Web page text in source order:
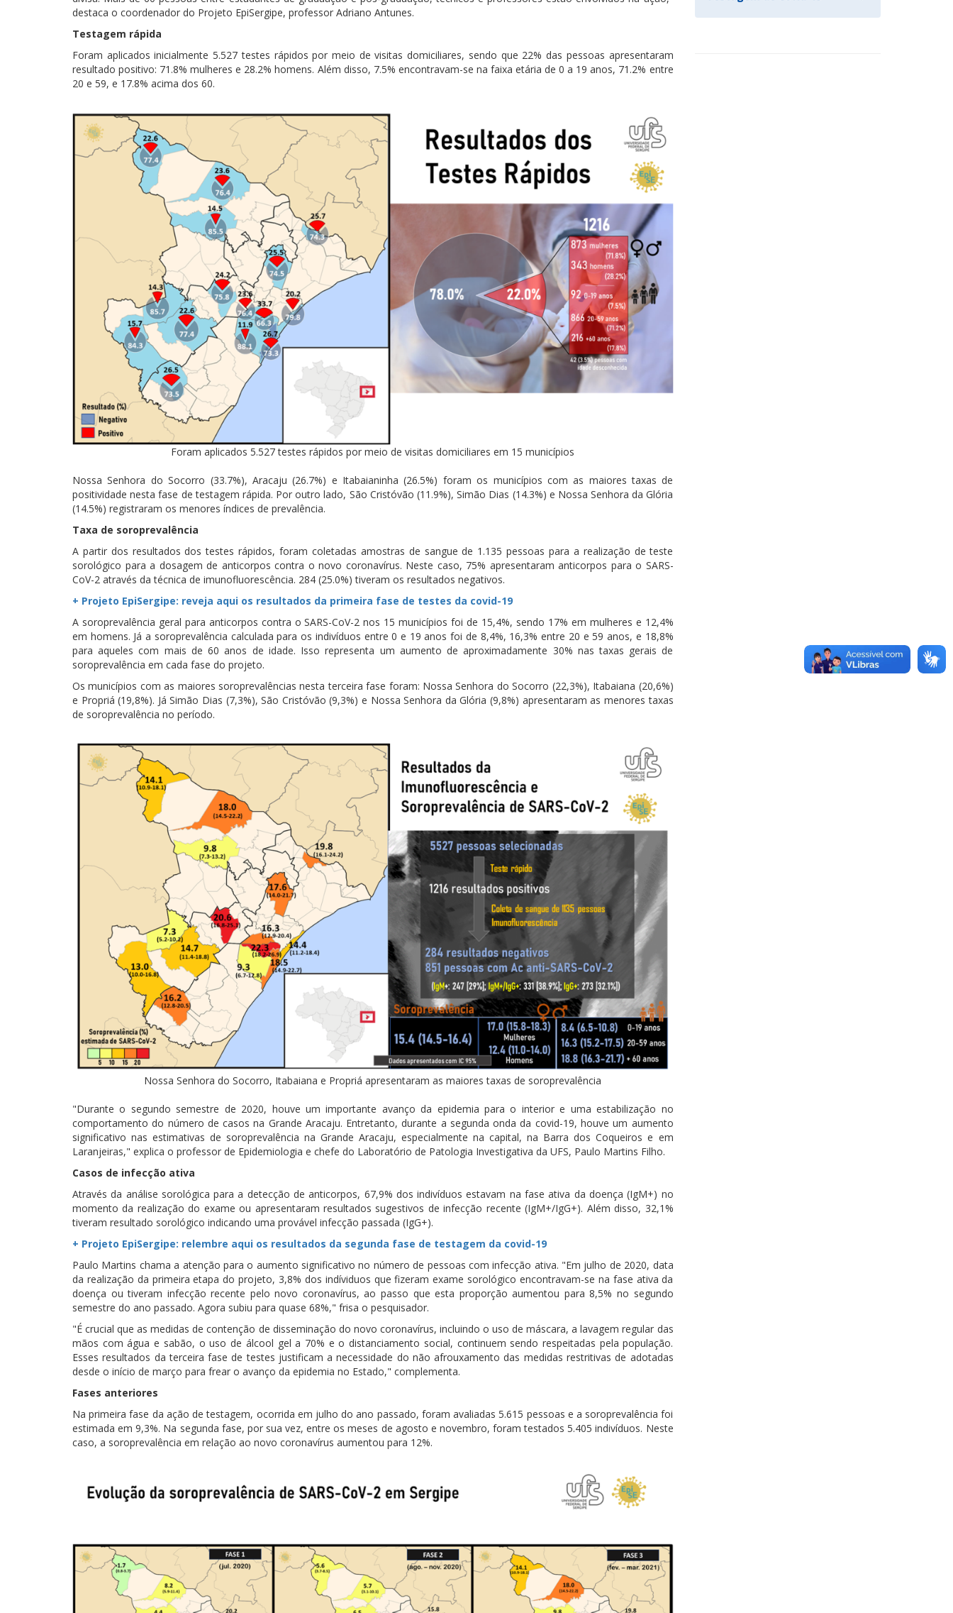
destaca o coordenador do Projeto EpiSergipe, professor Adriano Antunes.
Testagem rápida
Foram aplicados inicialmente 5.527 testes rápidos por meio de visitas domiciliares, sendo que 22% das pessoas apresentaram
resultado positivo: 71.8% mulheres e 28.2% homens. Além disso, 7.5% encontravam-se na faixa etária de 0 a 19 anos, 71.2% entre
20 e 59, e 17.8% acima dos 60.
Foram aplicados 5.527 testes rápidos por meio de visitas domiciliares em 15 municípios
Nossa Senhora do Socorro (33.7%), Aracaju (26.7%) e Itabaianinha (26.5%) foram os municípios com as maiores taxas de
positividade nesta fase de testagem rápida. Por outro lado, São Cristóvão (11.9%), Simão Dias (14.3%) e Nossa Senhora da Glória
(14.5%) registraram os menores índices de prevalência.
Taxa de soroprevalência
A partir dos resultados dos testes rápidos, foram coletadas amostras de sangue de 1.135 pessoas para a realização de teste
sorológico para a dosagem de anticorpos contra o novo coronavírus. Neste caso, 75% apresentaram anticorpos para o SARS-
CoV-2 através da técnica de imunofluorescência. 284 (25.0%) tiveram os resultados negativos.
+ Projeto EpiSergipe: reveja aqui os resultados da primeira fase de testes da covid-19
A soroprevalência geral para anticorpos contra o SARS-CoV-2 nos 15 municípios foi de 15,4%, sendo 17% em mulheres e 12,4%
em homens. Já a soroprevalência calculada para os indivíduos entre 0 e 19 anos foi de 8,4%, 16,3% entre 20 e 59 anos, e 18,8%
para aqueles com mais de 60 anos de idade. Isso representa um aumento de aproximadamente 30% nas taxas gerais de
soroprevalência em cada fase do projeto.
Os municípios com as maiores soroprevalências nesta terceira fase foram: Nossa Senhora do Socorro (22,3%), Itabaiana (20,6%)
e Propriá (19,8%). Já Simão Dias (7,3%), São Cristóvão (9,3%) e Nossa Senhora da Glória (9,8%) apresentaram as menores taxas
de soroprevalência no período.
Nossa Senhora do Socorro, Itabaiana e Propriá apresentaram as maiores taxas de soroprevalência
"Durante o segundo semestre de 2020, houve um importante avanço da epidemia para o interior e uma estabilização no
comportamento do número de casos na Grande Aracaju. Entretanto, durante a segunda onda da covid-19, houve um aumento
significativo nas estimativas de soroprevalência na Grande Aracaju, especialmente na capital, na Barra dos Coqueiros e em
Laranjeiras," explica o professor de Epidemiologia e chefe do Laboratório de Patologia Investigativa da UFS, Paulo Martins Filho.
Casos de infecção ativa
Através da análise sorológica para a detecção de anticorpos, 67,9% dos indivíduos estavam na fase ativa da doença (IgM+) no
momento da realização do exame ou apresentaram resultados sugestivos de infecção recente (IgM+/IgG+). Além disso, 32,1%
tiveram resultado sorológico indicando uma provável infecção passada (IgG+).
+ Projeto EpiSergipe: relembre aqui os resultados da segunda fase de testagem da covid-19
Paulo Martins chama a atenção para o aumento significativo no número de pessoas com infecção ativa. "Em julho de 2020, data
da realização da primeira etapa do projeto, 3,8% dos indíviduos que fizeram exame sorológico encontravam-se na fase ativa da
doença ou tiveram infecção recente pelo novo coronavírus, ao passo que esta proporção aumentou para 8,5% no segundo
semestre do ano passado. Agora subiu para quase 68%," frisa o pesquisador.
"É crucial que as medidas de contenção de disseminação do novo coronavírus, incluindo o uso de máscara, a lavagem regular das
mãos com água e sabão, o uso de álcool gel a 70% e o distanciamento social, continuem sendo respeitadas pela população.
Esses resultados da terceira fase de testes justificam a necessidade do não afrouxamento das medidas restritivas de adotadas
desde o início de março para frear o avanço da epidemia no Estado," complementa.
Fases anteriores
Na primeira fase da ação de testagem, ocorrida em julho do ano passado, foram avaliadas 5.615 pessoas e a soroprevalência foi
estimada em 9,3%. Na segunda fase, por sua vez, entre os meses de agosto e novembro, foram testados 5.405 indivíduos. Neste
caso, a soroprevalência em relação ao novo coronavírus aumentou para 12%.